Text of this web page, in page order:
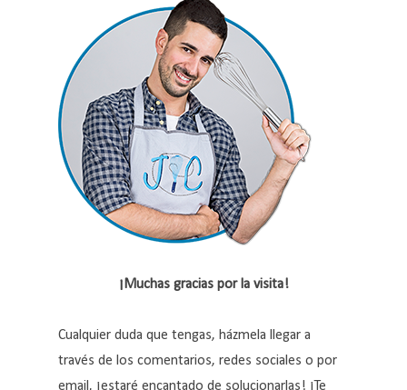
¡Muchas gracias por la visita!
Cualquier duda que tengas, házmela llegar a
través de los comentarios, redes sociales o por
email, ¡estaré encantado de solucionarlas! ¡Te